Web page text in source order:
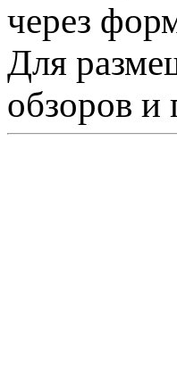
через
Для
обзоров и